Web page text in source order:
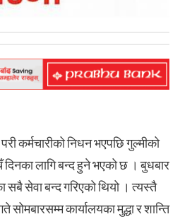
कर्मचारीको निधन भएपछि गुल्मीको
दिनका लागि बन्द हुने भएको छ । बुधबार
सबै सेवा बन्द गरिएको थियो । त्यस्तै
कार्यालयका मुद्धा र शान्ति